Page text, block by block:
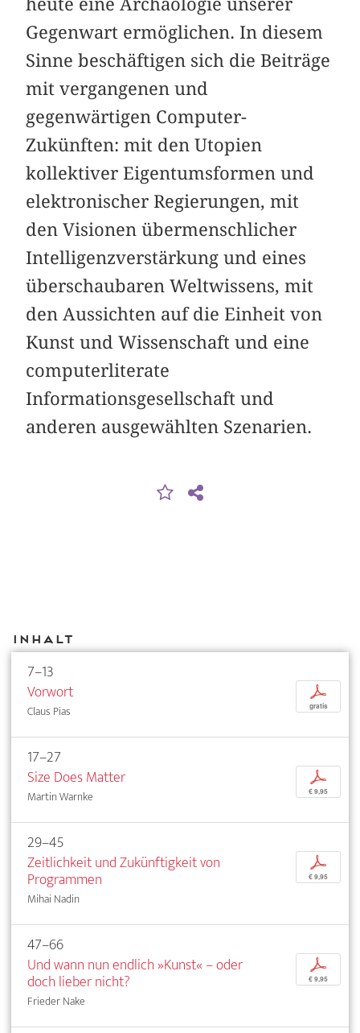
Gegenwart ermöglichen. In diesem
Sinne beschäftigen sich die Beiträge
mit vergangenen und
gegenwärtigen Computer-
Zukünften: mit den Utopien
kollektiver Eigentumsformen und
elektronischer Regierungen, mit
den Visionen übermenschlicher
Intelligenzverstärkung und eines
überschaubaren Weltwissens, mit
den Aussichten auf die Einheit von
Kunst und Wissenschaft und eine
computerliterate
Informationsgesellschaft und
anderen ausgewählten Szenarien.
Inhalt
7–13
Vorwort
Claus Pias
p
gratis
17–27
Size Does Matter
Martin Warnke
p
€ 9,95
29–45
Zeitlichkeit und Zukünftigkeit von
Programmen
Mihai Nadin
p
€ 9,95
47–66
Und wann nun endlich »Kunst« – oder
doch lieber nicht?
Frieder Nake
p
€ 9,95